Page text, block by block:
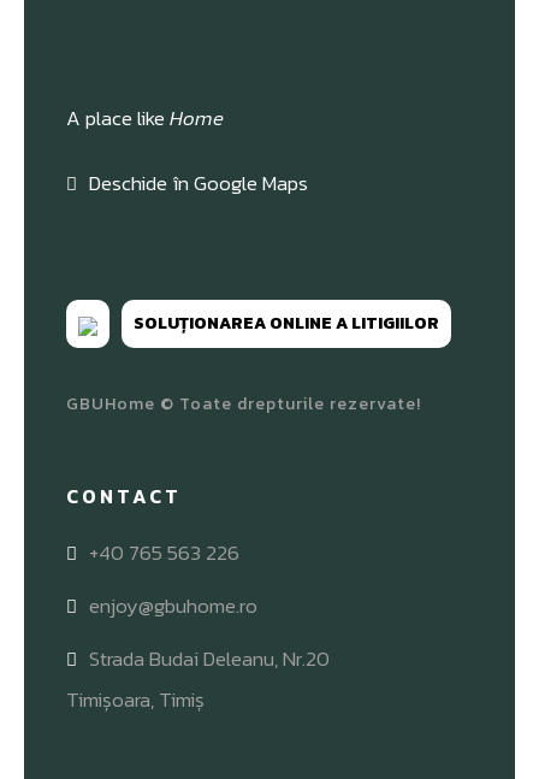
A place likeHome
Deschide în Google Maps
SOLUȚIONAREA ONLINE A LITIGIILOR
GBUHome © Toate drepturile rezervate!
CONTACT
+40 765 563 226
enjoy@gbuhome.ro
Strada Budai Deleanu, Nr.20
Timișoara, Timiș